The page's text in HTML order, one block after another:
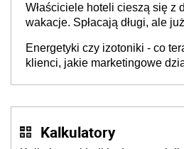
cichu
Właściciele hoteli cieszą się z
wakacje. Spłacają długi, ale
Energetyki czy izotoniki - co
klienci, jakie marketingowe
Kalkulatory